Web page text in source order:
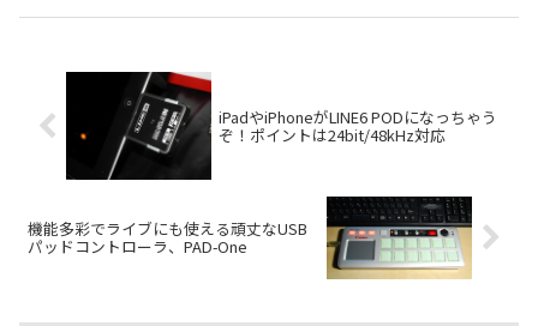
など最前線の話題や、
Sharlee D'Angelo、Alicia Keys
iPadやiPhoneがLINE6 PODになっちゃう
ぞ！ポイントは24bit/48kHz対応
機能多彩でライブにも使える頑丈なUSB
パッドコントローラ、PAD-One